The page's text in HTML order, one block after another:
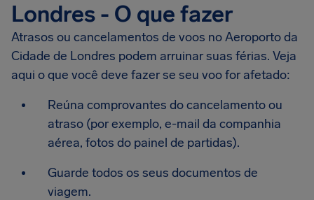
Londres - O que fazer
Atrasos ou cancelamentos de voos no Aeroporto da
Cidade de Londres podem arruinar suas férias. Veja
aqui o que você deve fazer se seu voo for afetado:
Reúna comprovantes do cancelamento ou
atraso (por exemplo, e-mail da companhia
aérea, fotos do painel de partidas).
Guarde todos os seus documentos de
viagem.